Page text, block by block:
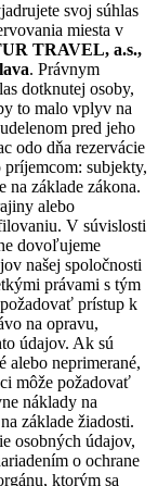
svoj súhlas
miesta v
TRAVEL, a.s.,
. Právnym
dotknutej osoby,
to malo vplyv na
pred jeho
odo dňa rezervácie
príjemcom: subjekty,
na základe zákona.
alebo
V súvislosti
dovoľujeme
našej spoločnosti
právami s tým
prístup k
na opravu,
údajov. Ak sú
alebo neprimerané,
môže požadovať
náklady na
základe žiadosti.
osobných údajov,
o ochrane
ktorým sa